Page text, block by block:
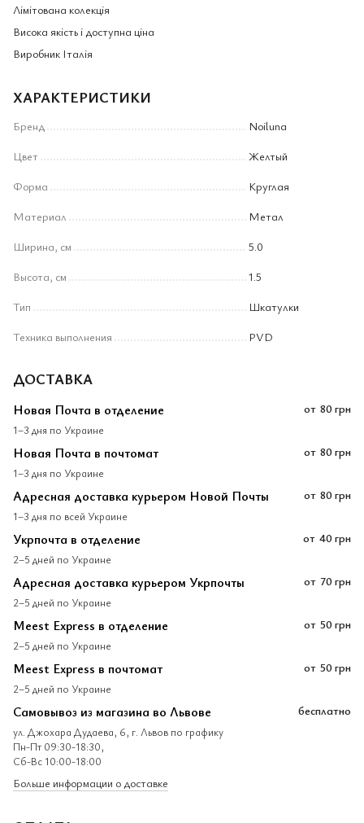
Лімітована колекція
Висока якість і доступна ціна
Виробник Італія
ХАРАКТЕРИСТИКИ
Бренд
Noiluna
Цвет
Желтый
Форма
Круглая
Материал
Метал
Ширина, см
5.0
Высота, см
1.5
Тип
Шкатулки
Техника выполнения
PVD
ДОСТАВКА
Новая Почта в отделение
1–3 дня по Украине
от 80 грн
Новая Почта в почтомат
1–3 дня по Украине
от 80 грн
Адресная доставка курьером Новой Почты
1–3 дня по всей Украине
от 80 грн
Укрпочта в отделение
2–5 дней по Украине
от 40 грн
Адресная доставка курьером Укрпочты
2–5 дней по Украине
от 70 грн
Meest Express в отделение
2–5 дней по Украине
от 50 грн
Meest Express в почтомат
2–5 дней по Украине
от 50 грн
Самовывоз из магазина во Львове
ул. Джохара Дудаева, 6, г. Львов по графику
Пн-Пт 09:30-18:30,
Сб-Вс 10:00-18:00
бесплатно
Больше информации о доставке